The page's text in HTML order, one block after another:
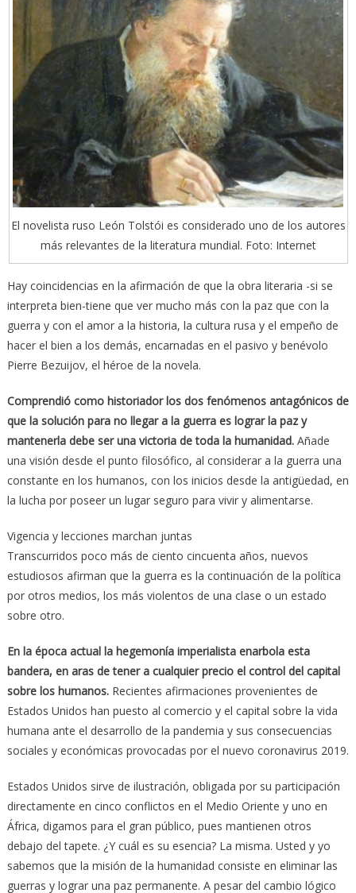
El novelista ruso León Tolstói es considerado uno de los autores
más relevantes de la literatura mundial. Foto: Internet
Hay coincidencias en la afirmación de que la obra literaria -si se
interpreta bien-tiene que ver mucho más con la paz que con la
guerra y con el amor a la historia, la cultura rusa y el empeño de
hacer el bien a los demás, encarnadas en el pasivo y benévolo
Pierre Bezuijov, el héroe de la novela.
Comprendió como historiador los dos fenómenos antagónicos de
que la solución para no llegar a la guerra es lograr la paz y
mantenerla debe ser una victoria de toda la humanidad. Añade
una visión desde el punto filosófico, al considerar a la guerra una
constante en los humanos, con los inicios desde la antigüedad, en
la lucha por poseer un lugar seguro para vivir y alimentarse.
Vigencia y lecciones marchan juntas
Transcurridos poco más de ciento cincuenta años, nuevos
estudiosos afirman que la guerra es la continuación de la política
por otros medios, los más violentos de una clase o un estado
sobre otro.
En la época actual la hegemonía imperialista enarbola esta
bandera, en aras de tener a cualquier precio el control del capital
sobre los humanos.Recientes afirmaciones provenientes de
Estados Unidos han puesto al comercio y el capital sobre la vida
humana ante el desarrollo de la pandemia y sus consecuencias
sociales y económicas provocadas por el nuevo coronavirus 2019.
Estados Unidos sirve de ilustración, obligada por su participación
directamente en cinco conflictos en el Medio Oriente y uno en
África, digamos para el gran público, pues mantienen otros
debajo del tapete. ¿Y cuál es su esencia? La misma. Usted y yo
sabemos que la misión de la humanidad consiste en eliminar las
guerras y lograr una paz permanente. A pesar del cambio lógico